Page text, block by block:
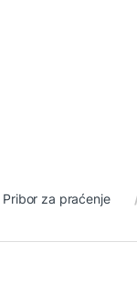
Pribor za praćenje